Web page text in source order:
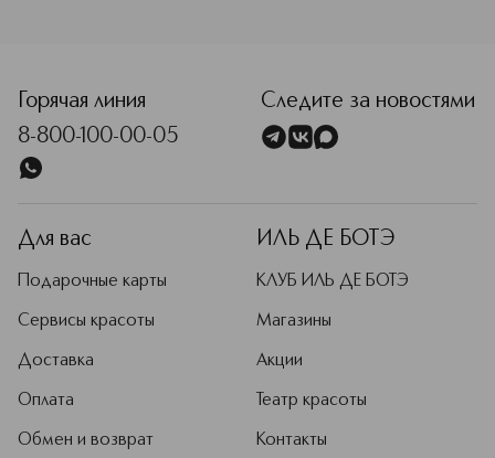
Горячая линия
8-800-100-00-05
Следите за новостями
Для вас
Подарочные карты
Сервисы красоты
Доставка
Оплата
Обмен и возврат
ИЛЬ ДЕ БОТЭ
КЛУБ ИЛЬ ДЕ БОТЭ
Магазины
Акции
Театр красоты
Контакты